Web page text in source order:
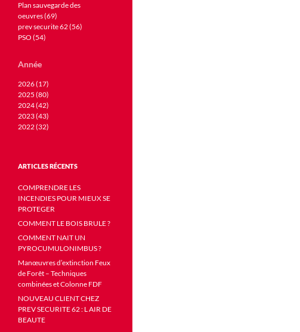
Plan sauvegarde des
oeuvres (69)
prev securite 62 (56)
PSO (54)
Année
2026 (17)
2025 (80)
2024 (42)
2023 (43)
2022 (32)
ARTICLES RÉCENTS
COMPRENDRE LES
INCENDIES POUR MIEUX SE
PROTEGER
COMMENT LE BOIS BRULE ?
COMMENT NAIT UN
PYROCUMULONIMBUS ?
Manœuvres d’extinction Feux
de Forêt – Techniques
combinées et Colonne FDF
NOUVEAU CLIENT CHEZ
PREV SECURITE 62 : L AIR DE
BEAUTE